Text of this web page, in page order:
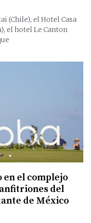
(Chile), el Hotel Casa
el hotel Le Canton
en el complejo
del
de México